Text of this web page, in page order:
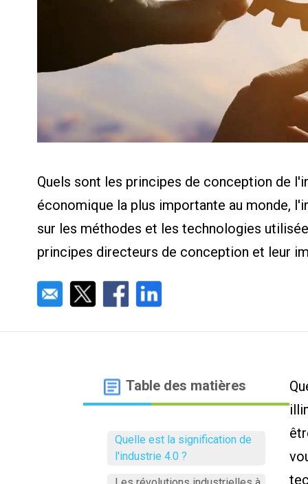
Presse
Études
Quels sont les principes de conception de
économique la plus importante au monde,
sur les méthodes et les technologies
principes directeurs de conception et leur
Table des matières
Quelle est la signification de
l'industrie 4.0 ?